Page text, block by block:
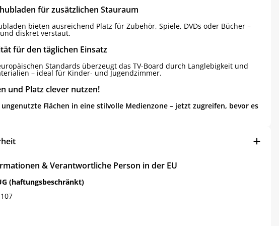
für zusätzlichen Stauraum
bieten ausreichend Platz für Zubehör, Spiele, DVDs oder Bücher –
diskret verstaut.
für den täglichen Einsatz
Standards überzeugt das TV-Board durch Langlebigkeit und
– ideal für Kinder- und Jugendzimmer.
und Platz clever nutzen!
ungenutzte Flächen in eine stilvolle Medienzone – jetzt zugreifen, bevor es
& Verantwortliche Person in der EU
(haftungsbeschränkt)